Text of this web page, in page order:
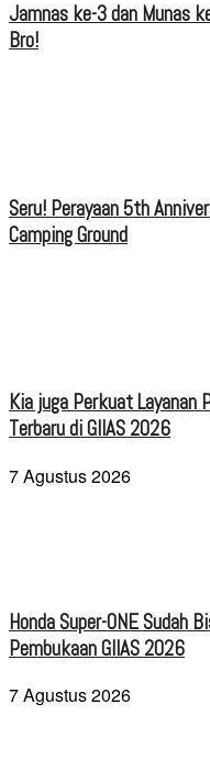
Jamnas ke-3 dan Munas
Bro!
Seru! Perayaan 5th
Camping Ground
Kia juga Perkuat Layanan
Terbaru di GIIAS 2026
7 Agustus 2026
Honda Super-ONE Sudah
Pembukaan GIIAS 2026
7 Agustus 2026